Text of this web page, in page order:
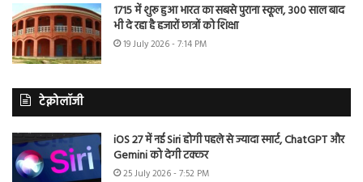
1715 में शुरू हुआ भारत का सबसे पुराना स्कूल, 300 साल बाद
भी दे रहा है हजारों छात्रों को शिक्षा
19 July 2026 - 7:14 PM
टेक्नोलॉजी
iOS 27 में नई Siri होगी पहले से ज्यादा स्मार्ट, ChatGPT और
Gemini को देगी टक्कर
25 July 2026 - 7:52 PM